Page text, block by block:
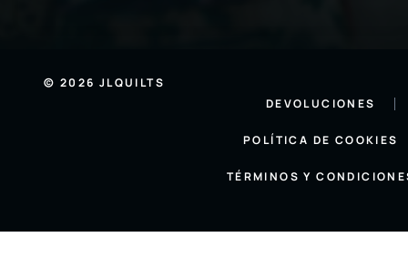
© 2026 JLQUILTS
DEVOLUCIONES
POLÍTICA DE COOKIES
TÉRMINOS Y